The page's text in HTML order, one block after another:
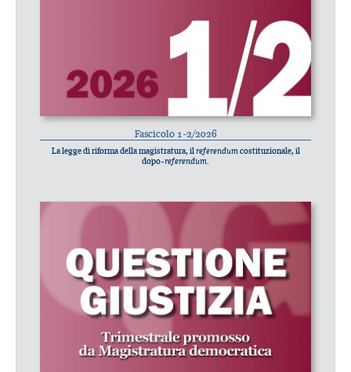
Fascicolo 1-2/2026
La legge di riforma della magistratura, ilreferendum costituzionale, il
dopo-referendum